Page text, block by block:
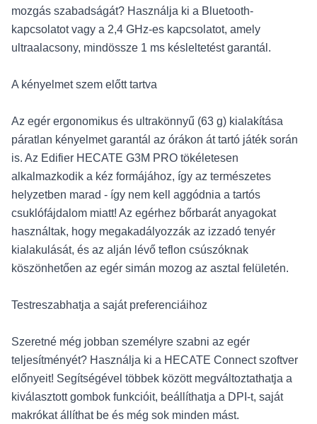
mozgás szabadságát? Használja ki a Bluetooth-
kapcsolatot vagy a 2,4 GHz-es kapcsolatot, amely
ultraalacsony, mindössze 1 ms késleltetést garantál.
A kényelmet szem előtt tartva
Az egér ergonomikus és ultrakönnyű (63 g) kialakítása
páratlan kényelmet garantál az órákon át tartó játék során
is. Az Edifier HECATE G3M PRO tökéletesen
alkalmazkodik a kéz formájához, így az természetes
helyzetben marad - így nem kell aggódnia a tartós
csuklófájdalom miatt! Az egérhez bőrbarát anyagokat
használtak, hogy megakadályozzák az izzadó tenyér
kialakulását, és az alján lévő teflon csúszóknak
köszönhetően az egér simán mozog az asztal felületén.
Testreszabhatja a saját preferenciáihoz
Szeretné még jobban személyre szabni az egér
teljesítményét? Használja ki a HECATE Connect szoftver
előnyeit! Segítségével többek között megváltoztathatja a
kiválasztott gombok funkcióit, beállíthatja a DPI-t, saját
makrókat állíthat be és még sok minden mást.